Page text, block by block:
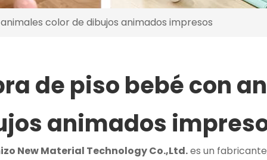
color de dibujos animados impresos
de piso bebé con
animados
New Material Technology Co.,Ltd.es un